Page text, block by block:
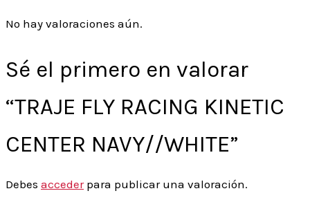
No hay valoraciones aún.
Sé el primero en valorar
“TRAJE FLY RACING KINETIC
CENTER NAVY//WHITE”
Debes accederpara publicar una valoración.